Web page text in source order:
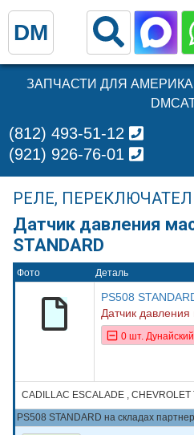
ЗАПЧАСТИ ДЛЯ
(812) 493-51-12
(921) 926-76-01
РЕЛЕ,
Датчик давления
STANDARD
Фото Деталь
PS508
Датчик
0 шт. Дунайский
CADILLAC ESCALADE , CHEVROLET
PS508 STANDARD на складах
DM